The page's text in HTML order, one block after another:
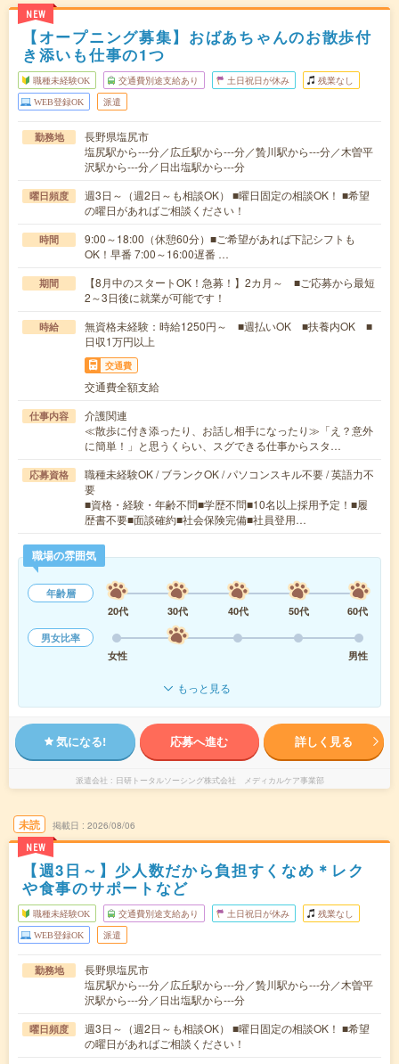
NEW
【オープニング募集】おばあちゃんのお散歩付
き添いも仕事の1つ
職種未経験OK 交通費別途支給あり 土日祝日が休み 残業なし
WEB登録OK 派遣
勤務地
長野県塩尻市
塩尻駅から---分／広丘駅から---分／贄川駅から---分／木曽平
沢駅から---分／日出塩駅から---分
曜日頻度
週3日～（週2日～も相談OK） ■曜日固定の相談OK！ ■希望
の曜日があればご相談ください！
時間
9:00～18:00（休憩60分）■ご希望があれば下記シフトも
OK！早番 7:00～16:00遅番 …
期間
【8月中のスタートOK！急募！】2カ月～ ■ご応募から最短
2～3日後に就業が可能です！
時給
無資格未経験：時給1250円～ ■週払いOK ■扶養内OK ■
日収1万円以上
交通費
交通費全額支給
仕事内容
介護関連
≪散歩に付き添ったり、お話し相手になったり≫「え？意外
に簡単！」と思うくらい、スグできる仕事からスタ…
応募資格
職種未経験OK / ブランクOK / パソコンスキル不要 / 英語力不
要
■資格・経験・年齢不問■学歴不問■10名以上採用予定！■履
歴書不要■面談確約■社会保険完備■社員登用…
職場の雰囲気
年齢層
20代
30代 40代 50代
60代
男女比率
女性
男性
もっと見る
気になる! 応募へ進む 詳しく見る
派遣会社 日研トータルソーシング株式会社 メディカルケア事業部
未読
NEW
掲載日 2026/08/06
【週3日～】少人数だから負担すくなめ＊レク
や食事のサポートなど
職種未経験OK 交通費別途支給あり 土日祝日が休み 残業なし
WEB登録OK 派遣
勤務地
長野県塩尻市
塩尻駅から---分／広丘駅から---分／贄川駅から---分／木曽平
沢駅から---分／日出塩駅から---分
曜日頻度
週3日～（週2日～も相談OK） ■曜日固定の相談OK！ ■希望
の曜日があればご相談ください！